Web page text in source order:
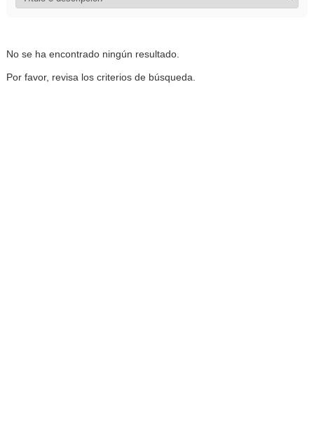
No se ha encontrado ningún resultado.
Por favor, revisa los criterios de búsqueda.